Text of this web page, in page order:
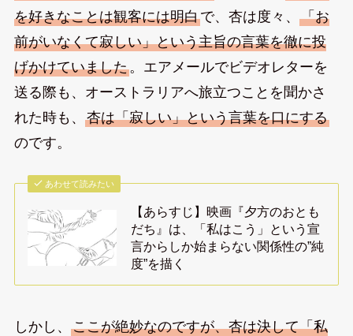
を好きなことは観客には明白で、杏は度々、 「お
前がいなくて寂しい」という主旨の言葉を徹に投
げかけていました。エアメールでビデオレターを
送る際も、オーストラリアへ旅立つことを聞かさ
れた時も、 杏は「寂しい」という言葉を口にする
のです。
あわせて読みたい
【あらすじ】映画『夕方のおとも
だち』は、「私はこう」という宣
言からしか始まらない関係性の”純
度”を描く
しかし、 ここが絶妙なのですが、杏は決して「私